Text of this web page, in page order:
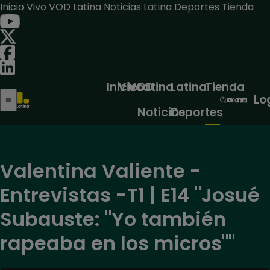
Inicio Vivo VOD Latina Noticias Latina Deportes Tienda
Inicio
Vivo
VOD
Latina
Noticias
Latina
Deportes
Tienda
Valentina Valiente -
Entrevistas -T1 | E14 "Josué
Subauste: "Yo también
rapeaba en los micros""